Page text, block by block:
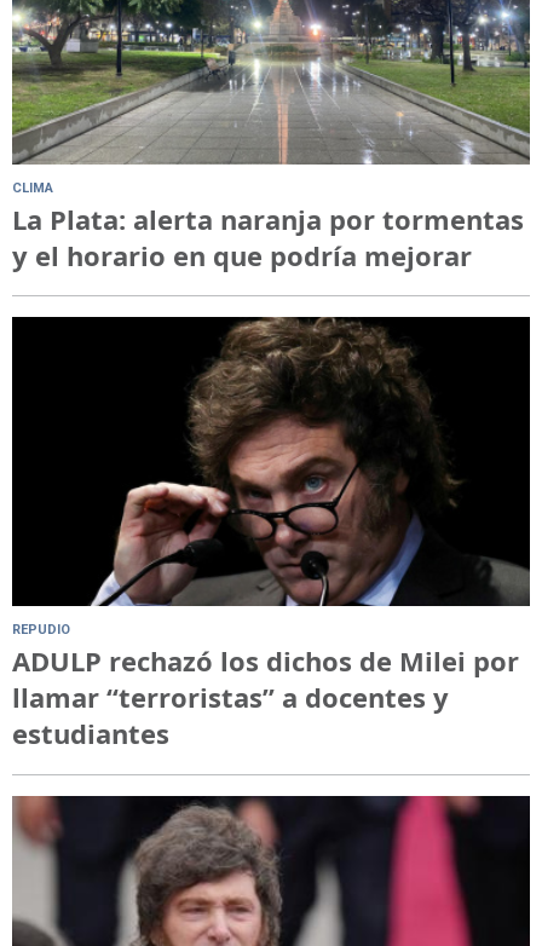
CLIMA
La Plata: alerta naranja por tormentas
y el horario en que podría mejorar
REPUDIO
ADULP rechazó los dichos de Milei por
llamar “terroristas” a docentes y
estudiantes